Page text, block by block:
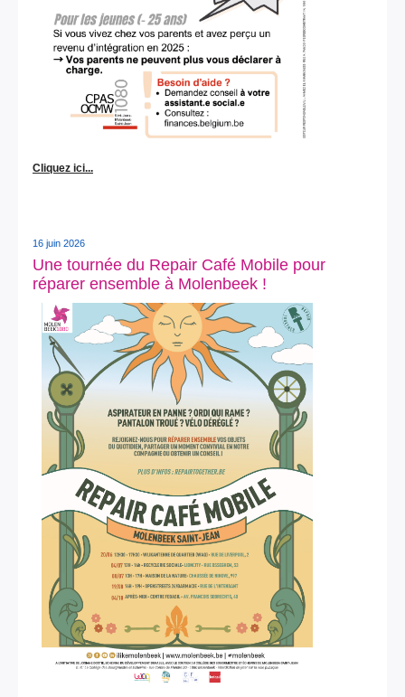
Cliquez ici...
16 juin 2026
Une tournée du Repair Café Mobile pour
réparer ensemble à Molenbeek !